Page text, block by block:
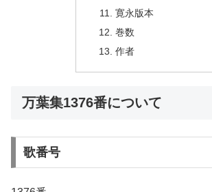
寛永版本
巻数
作者
万葉集1376番について
歌番号